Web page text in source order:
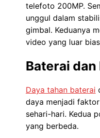
telefoto 200MP.
unggul dalam
gimbal. Keduanya
video yang luar
Baterai dan
Daya tahan baterai
daya menjadi
sehari-hari. Kedua
yang berbeda.